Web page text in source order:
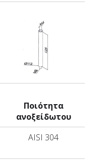
Ποιότητα
ανοξείδωτου
AISI 304